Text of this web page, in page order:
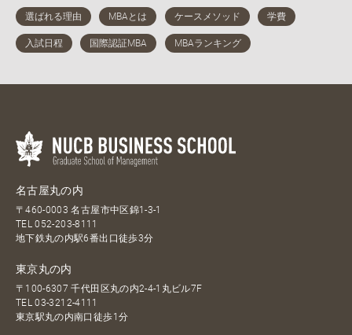
名古屋丸の内
〒460-0003 名古屋市中区錦1-3-1
TEL052-203-8111
地下鉄丸の内駅6番出口徒歩3分
東京丸の内
〒100-6307 千代田区丸の内2-4-1丸ビル7F
TEL03-3212-4111
東京駅丸の内南口徒歩1分